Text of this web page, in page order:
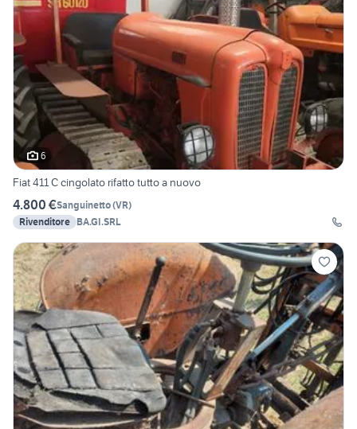
6
Fiat 411 C cingolato rifatto tutto a nuovo
4.800 €Sanguinetto(VR)
Rivenditore BA.GI.SRL